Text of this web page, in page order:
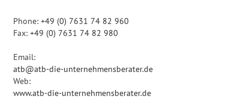
Phone: +49 (0) 7631 74 82 960
Fax: +49 (0) 7631 74 82 980
Email:
atb@atb-die-unternehmensberater.de
Web:
www.atb-die-unternehmensberater.de